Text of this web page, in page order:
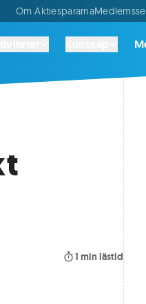
Om Aktiespararna
1 min lästid